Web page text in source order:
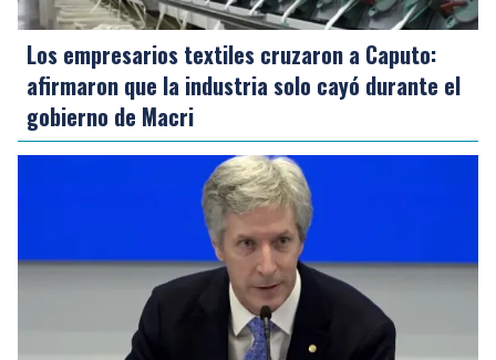
Los empresarios textiles cruzaron a Caputo:
afirmaron que la industria solo cayó durante el
gobierno de Macri